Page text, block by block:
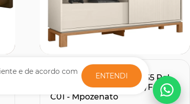
e de acordo com
ENTENDI
Rack Bancada Para TV 55 Pol
150cm Lucca Off White/Freijó
C01 - Mpozenato
Comprar